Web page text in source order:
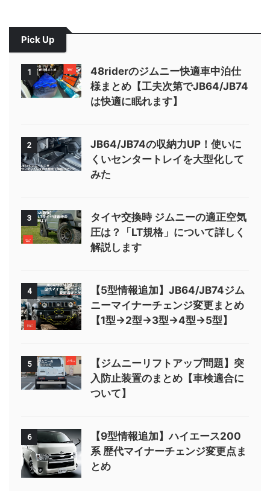
Pick Up
1
48riderのジムニー快適車中泊仕
様まとめ【工夫次第でJB64/JB74
は快適に眠れます】
2
JB64/JB74の収納力UP！使いに
くいセンタートレイを大型化して
みた
3
タイヤ交換時 ジムニーの適正空気
圧は？「LT規格」について詳しく
解説します
4
【5型情報追加】JB64/JB74ジム
ニーマイナーチェンジ変更まとめ
【1型→2型→3型→4型→5型】
5
【ジムニーリフトアップ問題】突
入防止装置のまとめ【車検適合に
ついて】
6
【9型情報追加】ハイエース200
系 歴代マイナーチェンジ変更点ま
とめ